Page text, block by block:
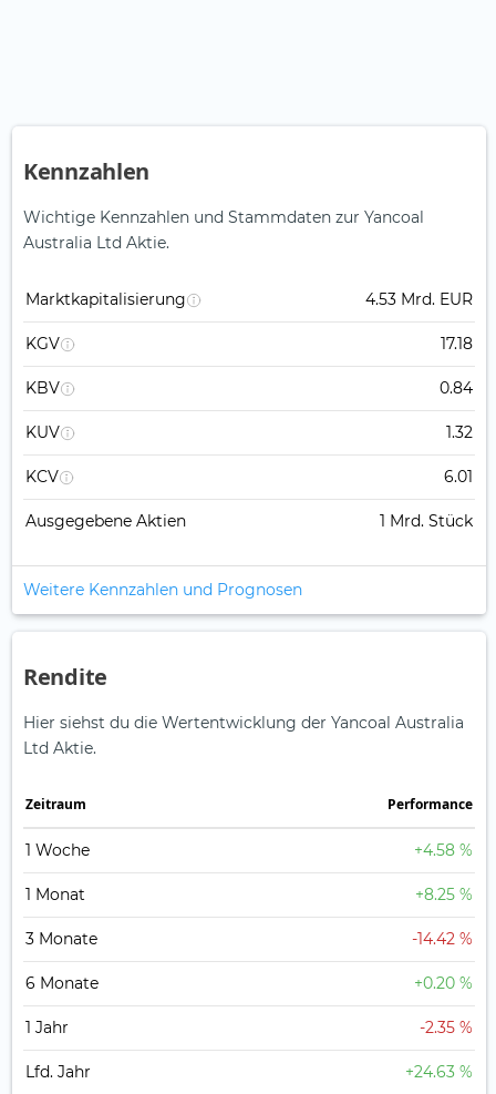
Kennzahlen
Wichtige Kennzahlen und Stammdaten zur Yancoal
Australia Ltd Aktie.
Marktkapitalisierung 4.53 Mrd. EUR
KGV 17.18
KBV 0.84
KUV 1.32
KCV 6.01
Ausgegebene Aktien 1 Mrd. Stück
Weitere Kennzahlen und Prognosen
Rendite
Hier siehst du die Wertentwicklung der Yancoal Australia
Ltd Aktie.
Zeitraum Perfor­mance
1 Woche +4.58 %
1 Monat +8.25 %
3 Monate -14.42 %
6 Monate +0.20 %
1 Jahr -2.35 %
Lfd. Jahr +24.63 %